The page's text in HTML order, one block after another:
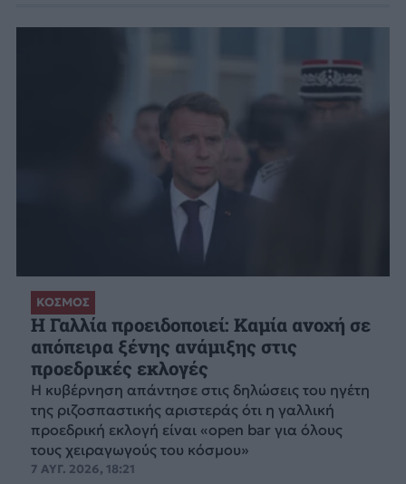
ΚΟΣΜΟΣ
Η Γαλλία προειδοποιεί: Καμία ανοχή σε
απόπειρα ξένης ανάμιξης στις
προεδρικές εκλογές
Η κυβέρνηση απάντησε στις δηλώσεις του ηγέτη
της ριζοσπαστικής αριστεράς ότι η γαλλική
προεδρική εκλογή είναι «open bar για όλους
τους χειραγωγούς του κόσμου»
7 ΑΥΓ. 2026, 18:21